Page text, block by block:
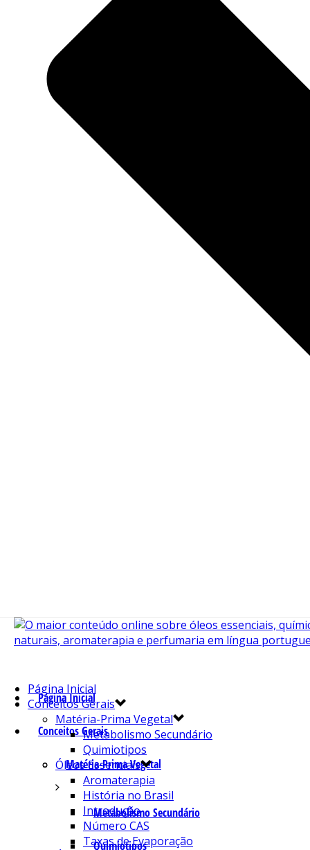
Página Inicial
Conceitos Gerais
Matéria-Prima Vegetal
Metabolismo Secundário
Quimiotipos
Página Inicial
Conceitos Gerais
Matéria-Prima Vegetal
Metabolismo Secundário
Quimiotipos
Óleos Essenciais
Aromaterapia
História no Brasil
Introdução
Número CAS
Taxas de Evaporação